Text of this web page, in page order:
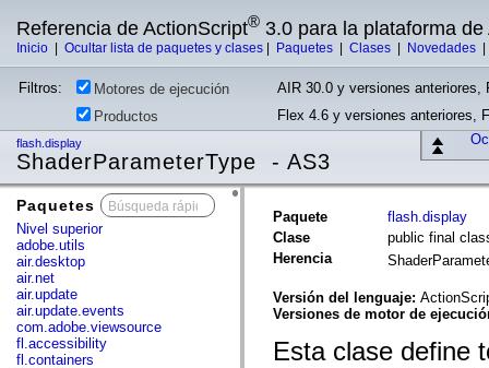
Referencia de ActionScript® 3.0 para la plataforma de
Inicio Ocultar lista de paquetes y clases Paquetes Clases Novedades
Filtros: Motores de ejecución
AIR 30.0 y versiones anteriores,
Productos
Flex 4.6 y versiones anteriores,
flash.display
ShaderParameterType - AS3
Paquetes
Nivel superior
adobe.utils
air.desktop
air.net
air.update
air.update.events
com.adobe.viewsource
fl.accessibility
fl.containers
Paquete
flash.display
Clase
public final
Herencia
Versión del lenguaje:
Versiones de motor de
Esta clase define